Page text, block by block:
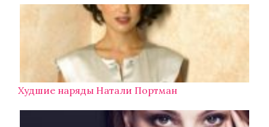
Худшие наряды Натали Портман